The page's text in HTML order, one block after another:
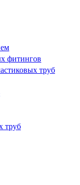
фитингов
труб
труб